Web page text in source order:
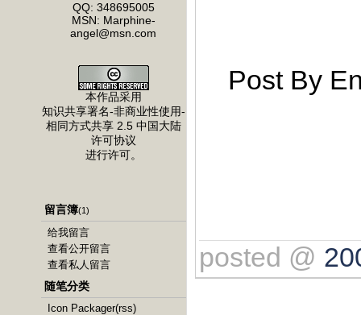
QQ: 348695005
MSN: Marphine-
angel@msn.com
本作品采用
知识共享署名-非商业性使用-
相同方式共享 2.5 中国大陆
许可协议
进行许可。
留言簿(1)
给我留言
查看公开留言
查看私人留言
随笔分类
Icon Packager(rss)
Post By
posted @